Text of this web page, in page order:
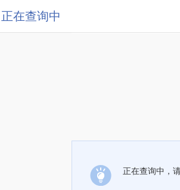
正在查询中
正在查询中，